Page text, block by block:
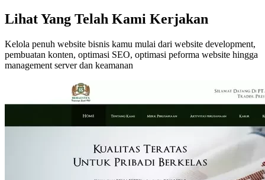
Lihat Yang Telah Kami Kerjakan
Kelola penuh website bisnis kamu mulai dari website development,
pembuatan konten, optimasi SEO, optimasi peforma website hingga
management server dan keamanan